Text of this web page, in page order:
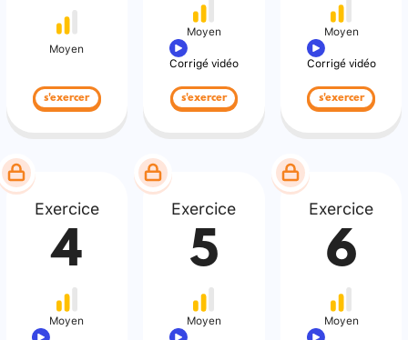
Moyen
s'exercer
Moyen
Corrigé vidéo
s'exercer
Moyen
Corrigé vidéo
s'exercer
Exercice
4
Moyen
Exercice
5
Moyen
Exercice
6
Moyen